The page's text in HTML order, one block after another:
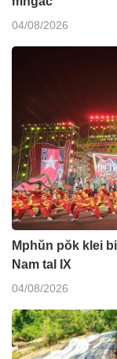
04/08/2026
Mphŭn pŏk klei
Nam tal IX
04/08/2026